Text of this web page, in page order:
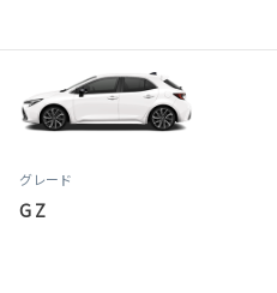
グレード
G Z